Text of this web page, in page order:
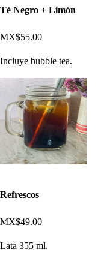
Té Negro + Limón
MX$55.00
Incluye bubble tea.
Refrescos
MX$49.00
Lata 355 ml.